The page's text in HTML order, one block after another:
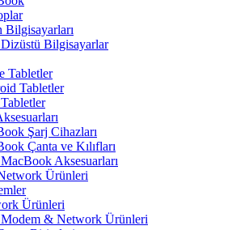
Bilgisayarları
Bilgisayarlar
Tabletler
Tabletler
Şarj Cihazları
Çanta ve Kılıfları
Aksesuarları
Ürünleri
Ürünleri
& Network Ürünleri